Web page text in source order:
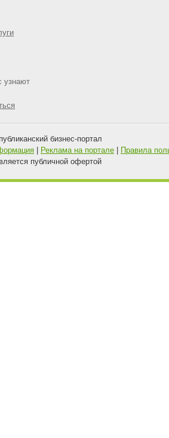
узнают
бизнес-портал
Реклама на портале
Правила
публичной офертой